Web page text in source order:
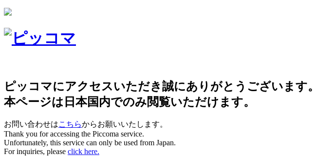
ピッコマにアクセスいただき誠にありがとうございます。
本ページは日本国内でのみ閲覧いただけます。
お問い合わせはこちらからお願いいたします。
Thank you for accessing the Piccoma service.
Unfortunately, this service can only be used from Japan.
For inquiries, please click here.